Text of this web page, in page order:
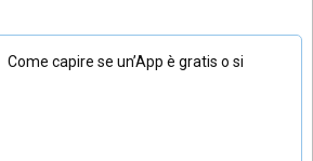
Come capire se un’App è gratis o si